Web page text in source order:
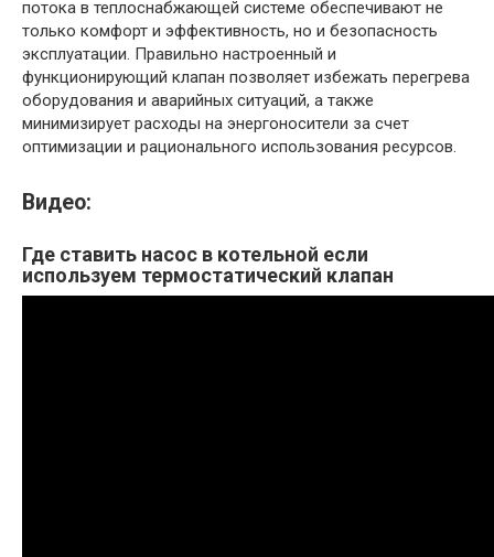
потока в теплоснабжающей системе обеспечивают не
только комфорт и эффективность, но и безопасность
эксплуатации. Правильно настроенный и
функционирующий клапан позволяет избежать перегрева
оборудования и аварийных ситуаций, а также
минимизирует расходы на энергоносители за счет
оптимизации и рационального использования ресурсов.
Видео:
Где ставить насос в котельной если
используем термостатический клапан